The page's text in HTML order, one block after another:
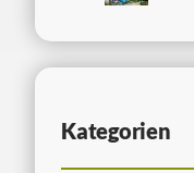
Kategorien